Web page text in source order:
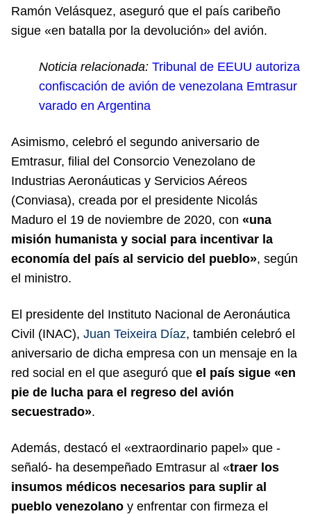
Ramón Velásquez, aseguró que el país caribeño
sigue «en batalla por la devolución» del avión.
Noticia relacionada: Tribunal de EEUU autoriza
confiscación de avión de venezolana Emtrasur
varado en Argentina
Asimismo, celebró el segundo aniversario de
Emtrasur, filial del Consorcio Venezolano de
Industrias Aeronáuticas y Servicios Aéreos
(Conviasa), creada por el presidente Nicolás
Maduro el 19 de noviembre de 2020, con «una
misión humanista y social para incentivar la
economía del país al servicio del pueblo», según
el ministro.
El presidente del Instituto Nacional de Aeronáutica
Civil (INAC), Juan Teixeira Díaz, también celebró el
aniversario de dicha empresa con un mensaje en la
red social en el que aseguró que el país sigue «en
pie de lucha para el regreso del avión
secuestrado».
Además, destacó el «extraordinario papel» que -
señaló- ha desempeñado Emtrasur al «traer los
insumos médicos necesarios para suplir al
pueblo venezolano y enfrentar con firmeza el